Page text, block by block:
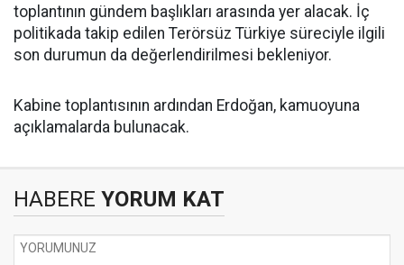
toplantının gündem başlıkları arasında yer alacak. İç
politikada takip edilen Terörsüz Türkiye süreciyle ilgili
son durumun da değerlendirilmesi bekleniyor.
Kabine toplantısının ardından Erdoğan, kamuoyuna
açıklamalarda bulunacak.
HABERE YORUM KAT